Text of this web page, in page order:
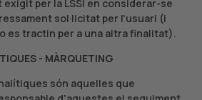
per la LSSI en considerar-se
sol·licitat per l'usuari (i
es tractin per a una altra finalitat).
- MÀRQUETING
són aquelles que